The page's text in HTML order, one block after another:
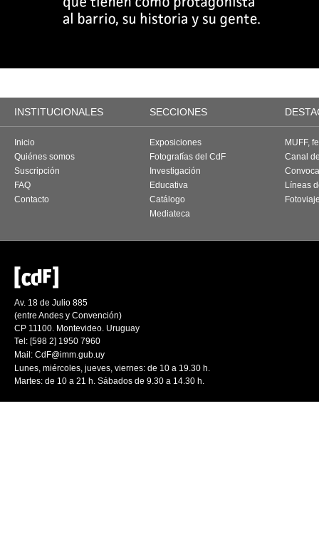
INSTITUCIONALES SECCIONES
Inicio
Quiénes somos
Suscripción
FAQ
Contacto
Exposiciones
Fotografías del CdF
Investigación
Educativa
Catálogo
Mediateca
MUFF,
Canal
Líneas
Av. 18 de Julio 885
(entre Andes y Convención)
CP 11100. Montevideo. Uruguay
Tel: [598 2] 1950 7960
Mail: CdF@imm.gub.uy
Lunes, miércoles, jueves, viernes: de 10 a 19.30 h.
Martes: de 10 a 21 h. Sábados de 9.30 a 14.30 h.